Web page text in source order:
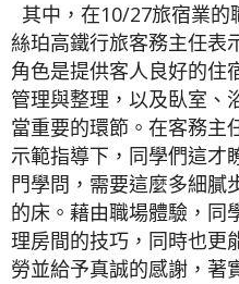
其中，在10/27旅宿業
絲珀高鐵行旅客務主任表
角色是提供客人良好的住
管理與整理，以及臥室、
當重要的環節。在客務主
示範指導下，同學們這才
門學問，需要這麼多細膩
的床。藉由職場體驗，同
理房間的技巧，同時也更
勞並給予真誠的感謝，著